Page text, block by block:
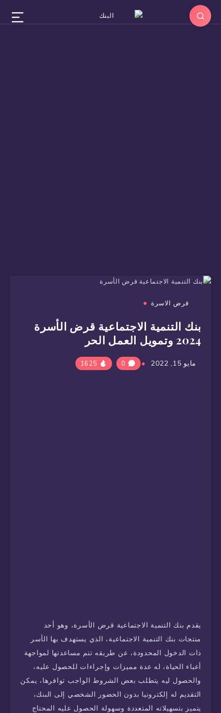
قرض الاسرة
بنك التنمية الاجتماعية قرض الأسرة
2024 وتمويل العمل الحر
مايو 15, 2022 0
يقدم بنك التنمية الاجتماعية قرض الأسرة، وهو أحد
منتجات بنك التنمية الاجتماعية، الذي يستهدف بها الأسر
ذات الدخول المحدودة، عن طريقه تتم مساعدتها لمواجهة
أعباء الحياة، له عدة مميزات وإجراءات للحصول عليه،
والحصول ليه يتطلب بعض الشروط الواجب توافرها، يمكن
التقديم له إلكترونيا بدون الحضور الشخصي إلى البنك،
يتميز بتسهيلاته المتعددة وسهولة الحصول عليه المحتاج